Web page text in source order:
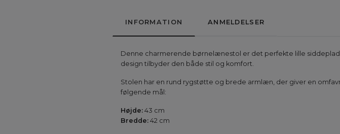
INFORMATION ANMELDELSER
Denne charmerende børnelænestol er det perfekte lille
design tilbyder den både stil og komfort.
Stolen har en rund rygstøtte og brede armlæn, der giver en
følgende mål:
Højde: 43 cm
Bredde: 42 cm